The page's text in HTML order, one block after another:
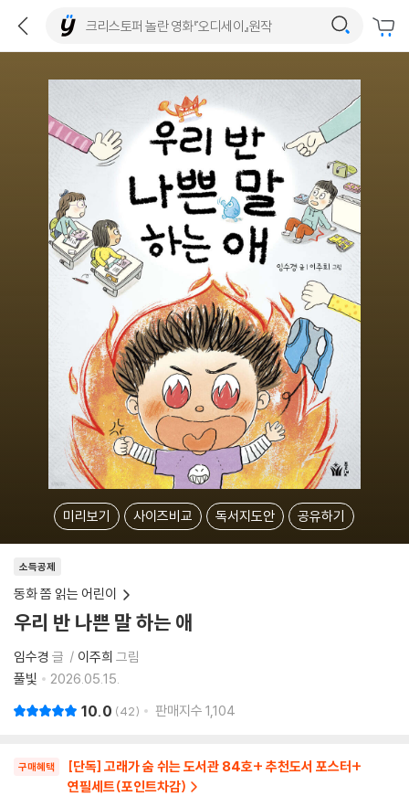
미리보기 사이즈비교 독서지도안 공유하기
소득공제
동화 쫌 읽는 어린이
우리 반 나쁜 말 하는 애
임수경 글 이주희 그림
풀빛
2026.05.15.
10.0 42 판매지수 1,104
구매혜택
[단독] 고래가 숨 쉬는 도서관 84호+ 추천도서 포스터+
연필세트(포인트차감)